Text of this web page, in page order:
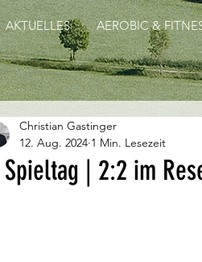
AKTUELLES AEROBIC &
Spieltag | 2:2 im
Christian Gastinger
12. Aug. 2024 1 Min. Lesezeit